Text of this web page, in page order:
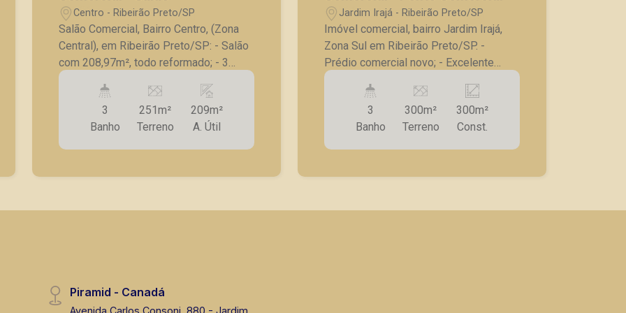
Centro - Ribeirão Preto/SP
Salão Comercial, Bairro Centro, (Zona
Central), em Ribeirão Preto/SP: - Salão
com 208,97m², todo reformado; - 3
Banheiros; - Mezanino; - Piso frio; -
Ventiladores; - Cozinha; - Área de
atender seus clientes com agilidade e
segurança, em locação, vendas de
nos principais lançamentos da cidade
3
Banho
251m²
Terreno
209m²
A. Útil
Jardim Irajá - Ribeirão Preto/SP
Imóvel comercial, bairro Jardim Irajá,
Zona Sul em Ribeirão Preto/SP. -
Prédio comercial novo; - Excelente
localização; - Amplo sendo todo no
térreo; - Sala de espera; - 03 banheiros
sendo PNE; - Pé direto alto; - Cozinha.
A Piramid tem como objetivo atender
seus clientes com agilidade e
imóveis prontos, usados ou mesmo
de Ribeirão Preto.
3
Banho
300m²
Terreno
300m²
Const.
Piramid - Canadá
Avenida Carlos Consoni, 880 - Jardim